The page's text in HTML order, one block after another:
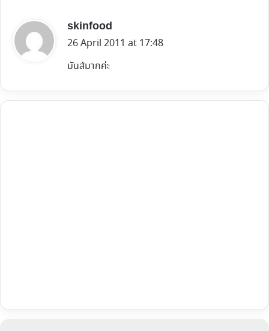
skinfood
a
:
26 April 2011 at 17:48
มันส์มากค่ะ